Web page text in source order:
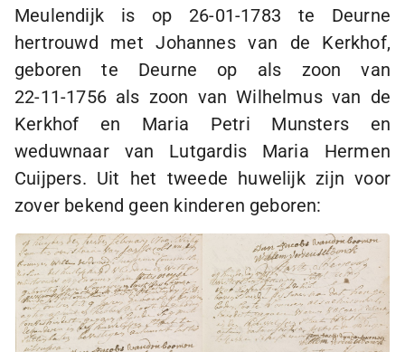
Meulendijk is op 26-01-1783 te Deurne
hertrouwd met Johannes van de Kerkhof,
geboren te Deurne op als zoon van
22-11-1756als zoon van Wilhelmus van de
Kerkhof en Maria Petri Munsters en
weduwnaar van Lutgardis Maria Hermen
Cuijpers. Uit het tweede huwelijk zijn voor
zover bekend geen kinderen geboren: